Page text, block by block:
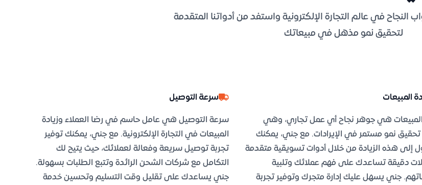
النجاح في عالم التجارة الإلكترونية واستفد من أدواتنا المتقدمة
لتحقيق نمو مذهل في مبيعاتك
المبيعات
المبيعات هي جوهر نجاح أي عمل تجاري، وهي
نمو مستمر في الإيرادات. مع جني، يمكنك
إلى هذه الزيادة من خلال أدوات تسويقية متقدمة
دقيقة تساعدك على فهم عملائك وتلبية
جني يسهل عليك إدارة متجرك وتوفير تجربة
سرعة التوصيل
سرعة التوصيل هي عامل حاسم في رضا العملاء وزيادة
المبيعات في التجارة الإلكترونية. مع جني، يمكنك توفير
تجربة توصيل سريعة وفعالة لعملائك، حيث يتيح لك
التكامل مع شركات الشحن الرائدة وتتبع الطلبات بسهولة.
جني يساعدك على تقليل وقت التسليم وتحسين خدمة